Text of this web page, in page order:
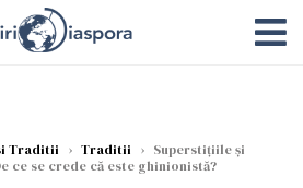
Traditii › Traditii › Superstițiile și
ce se crede că este ghinionistă?